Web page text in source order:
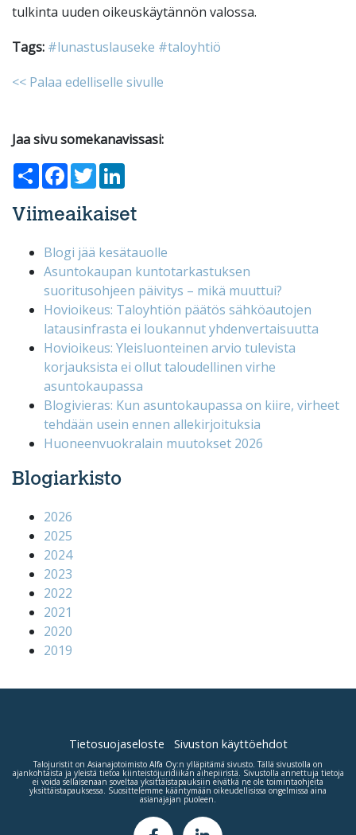
tulkinta uuden oikeuskäytännön valossa.
Tags: #lunastuslauseke #taloyhtiö
<< Palaa edelliselle sivulle
Jaa sivu somekanavissasi:
ShareFacebook
Twitter
Viimeaikaiset
Blogi jää kesätauolle
Asuntokaupan kuntotarkastuksen
suoritusohjeen päivitys – mikä muuttui?
Hovioikeus: Taloyhtiön päätös sähköautojen
latausinfrasta ei loukannut yhdenvertaisuutta
Hovioikeus: Yleisluonteinen arvio tulevista
korjauksista ei ollut taloudellinen virhe
asuntokaupassa
Blogivieras: Kun asuntokaupassa on kiire, virheet
tehdään usein ennen allekirjoituksia
Huoneenvuokralain muutokset 2026
Blogiarkisto
2026
2025
2024
2023
2022
2021
2020
2019
Tietosuojaseloste Sivuston käyttöehdot
Talojuristit on Asianajotoimisto Alfa Oy:n ylläpitämä sivusto. Tällä sivustolla on
ajankohtaista ja yleistä tietoa kiinteistöjuridiikan aihepiiristä. Sivustolla annettuja tietoja
ei voida sellaisenaan soveltaa yksittäistapauksiin eivätkä ne ole toimintaohjeita
yksittäistapauksessa. Suosittelemme kääntymään oikeudellisissa ongelmissa aina
asianajajan puoleen.